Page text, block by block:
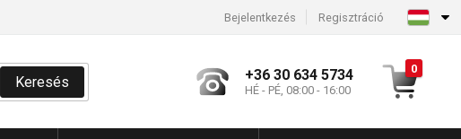
Bejelentkezés Regisztráció
Keresés +36 30 634 5734
HÉ - PÉ, 08:00 - 16:00
0